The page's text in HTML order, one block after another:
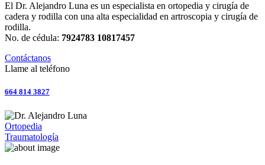
El Dr. Alejandro Luna es un especialista en ortopedia y cirugía de
cadera y rodilla con una alta especialidad en artroscopia y cirugía de
rodilla.
No. de cédula: 7924783 10817457
Contáctanos
Llame al teléfono
664 814 3827
Ortopedia
Traumatología